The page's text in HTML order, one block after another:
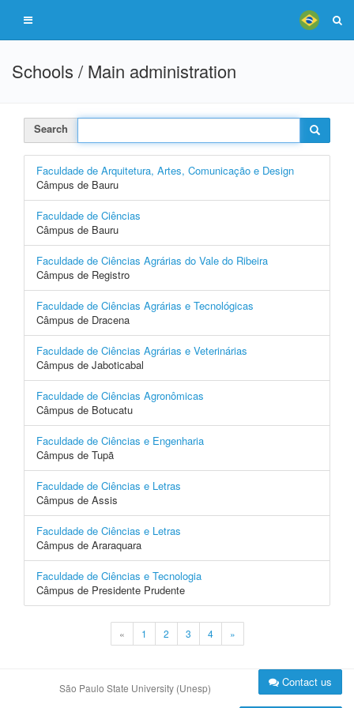
Schools / Main administration
Search
Faculdade de Arquitetura, Artes, Comunicação e Design
Câmpus de Bauru
Faculdade de Ciências
Câmpus de Bauru
Faculdade de Ciências Agrárias do Vale do Ribeira
Câmpus de Registro
Faculdade de Ciências Agrárias e Tecnológicas
Câmpus de Dracena
Faculdade de Ciências Agrárias e Veterinárias
Câmpus de Jaboticabal
Faculdade de Ciências Agronômicas
Câmpus de Botucatu
Faculdade de Ciências e Engenharia
Câmpus de Tupã
Faculdade de Ciências e Letras
Câmpus de Assis
Faculdade de Ciências e Letras
Câmpus de Araraquara
Faculdade de Ciências e Tecnologia
Câmpus de Presidente Prudente
« 1 2 3 4 »
São Paulo State University (Unesp) Contact us